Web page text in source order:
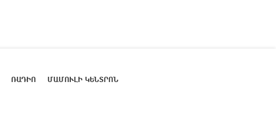
ՌԱԴԻՈ ՄԱՄՈՒԼԻ ԿԵՆՏՐՈՆ